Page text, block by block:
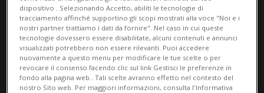
CANTONE / SVIZZERA 7 mesi
dispositivo . Selezionando Accetto, abiliti le tecnologie di
tracciamento affinché supportino gli scopi mostrati alla voce "Noi e i
nostri partner trattiamo i dati da fornire". Nel caso in cui queste
tecnologie dovessero essere disabilitate, alcuni contenuti e annunci
visualizzati potrebbero non essere rilevanti. Puoi accedere
nuovamente a questo menu per modificare le tue scelte o per
revocare il consenso facendo clic sul link Gestisci le preferenze in
fondo alla pagina web.. Tali scelte avranno effetto nel contesto del
nostro Sito web. Per maggiori informazioni, consulta l'Informativa